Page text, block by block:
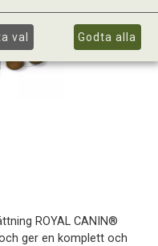
ROYAL CANIN®
ger en komplett och
val Godta alla